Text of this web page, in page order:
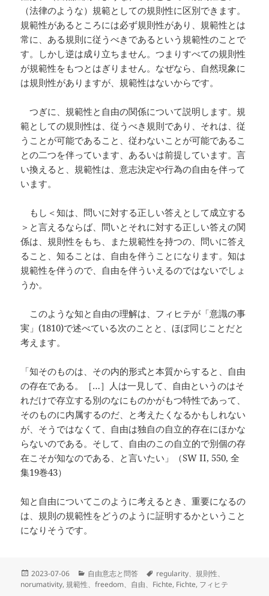
（法律のような）規範としての規則性に区別できます。
規範性があるところには必ず規則性があり、規範性とは
常に、ある規則に従うべきであるという規範性のことで
す。しかし逆は成り立ちません。つまりすべての規則性
が規範性をもつとはぎりません。なぜなら、自然現象に
は規則性がありますが、規範性はないからです。
つぎに、規範性と自由の関係について説明します。規
範としての規則性は、従うべき規則であり、それは、従
うことが可能であること、従わないことが可能であるこ
との二つを伴っています、あるいは前提しています。言
い換えると、規範性は、意志決定や行為の自由を伴って
います。
もし＜知は、問いに対する正しい答えとして成立する
＞と言えるならば、問いとそれに対する正しい答えの関
係は、規則性をもち、また規範性を持つの、問いに答え
ること、知ることは、自由を伴うことになります。知は
規範性を伴うので、自由を伴ういえるのではないでしょ
うか。
このような知と自由の理解は、フィヒテが「意識の事
実」(1810)で述べている次のことと、ほぼ同じことだと
考えます。
「知そのものは、その内的形式と本質からすると、自由
の存在である。［…］人は一見して、自由というのはそ
れだけで存立する別のなにものかがもつ特性であって、
そのものに内属するのだ、と考えたくなるかもしれない
が、そうではなくて、自由は独自の自立的存在にほかな
らないのである。そして、自由のこの自立的で別個の存
在こそが知なのである、と言いたい」（SW II, 550, 全
集19巻43）
知と自由についてこのように考えるとき、重要になるの
は、規則の規範性をどうのように証明するかということ
になりそうです。
投
稿
2023-07-06
カ
自由意志と問答
タ
グ
regularity、規則性、
norumativity,規範性、freedom、自由、Fichte, Fichte, フィヒテ